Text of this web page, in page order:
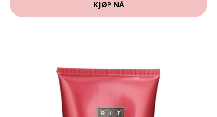
KJØP NÅ